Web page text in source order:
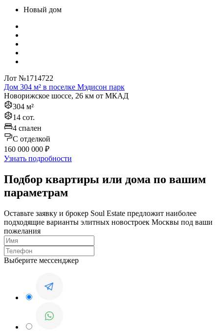
Новый дом
Лот №1714722
Дом 304 м² в поселке Мэдисон парк
Новорижское шоссе, 26 км от МКАД
304 м²
14 сот.
4 спален
C отделкой
160 000 000 ₽
Узнать подробности
Подбор квартиры или дома по вашим
параметрам
Оставьте заявку и брокер Soul Estate предложит наиболее
подходящие варианты элитных новостроек Москвы под ваши
пожелания
Выберите мессенджер